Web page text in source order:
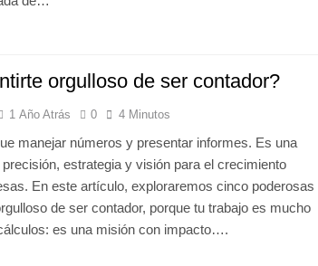
orgulloso de ser contador?
1 Año Atrás 0 4 Minutos
manejar números y presentar informes. Es una
estrategia y visión para el crecimiento
En este artículo, exploraremos cinco poderosas
de ser contador, porque tu trabajo es mucho
es una misión con impacto….